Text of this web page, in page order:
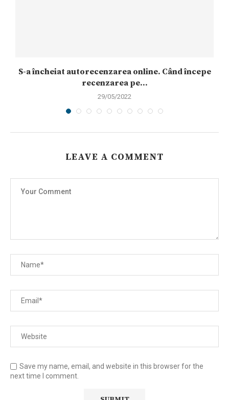
S-a încheiat autorecenzarea online. Când începe
recenzarea pe...
29/05/2022
LEAVE A COMMENT
Save my name, email, and website in this browser for the
next time I comment.